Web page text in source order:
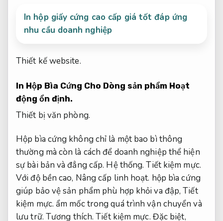
In hộp giấy cứng cao cấp giá tốt đáp ứng
nhu cầu doanh nghiệp
Thiết kế website.
In Hộp Bìa Cứng Cho Dòng sản phẩm Hoạt
động ổn định.
Thiết bị văn phòng.
Hộp bìa cứng không chỉ là một bao bì thông
thường mà còn là cách để doanh nghiệp thể hiện
sự bài bản và đẳng cấp. Hệ thống. Tiết kiệm mực.
Với độ bền cao, Nâng cấp linh hoạt. hộp bìa cứng
giúp bảo vệ sản phẩm phù hợp khỏi va đập,Tiết
kiệm mực. ẩm mốc trong quá trình vận chuyển và
lưu trữ. Tương thích. Tiết kiệm mực. Đặc biệt,